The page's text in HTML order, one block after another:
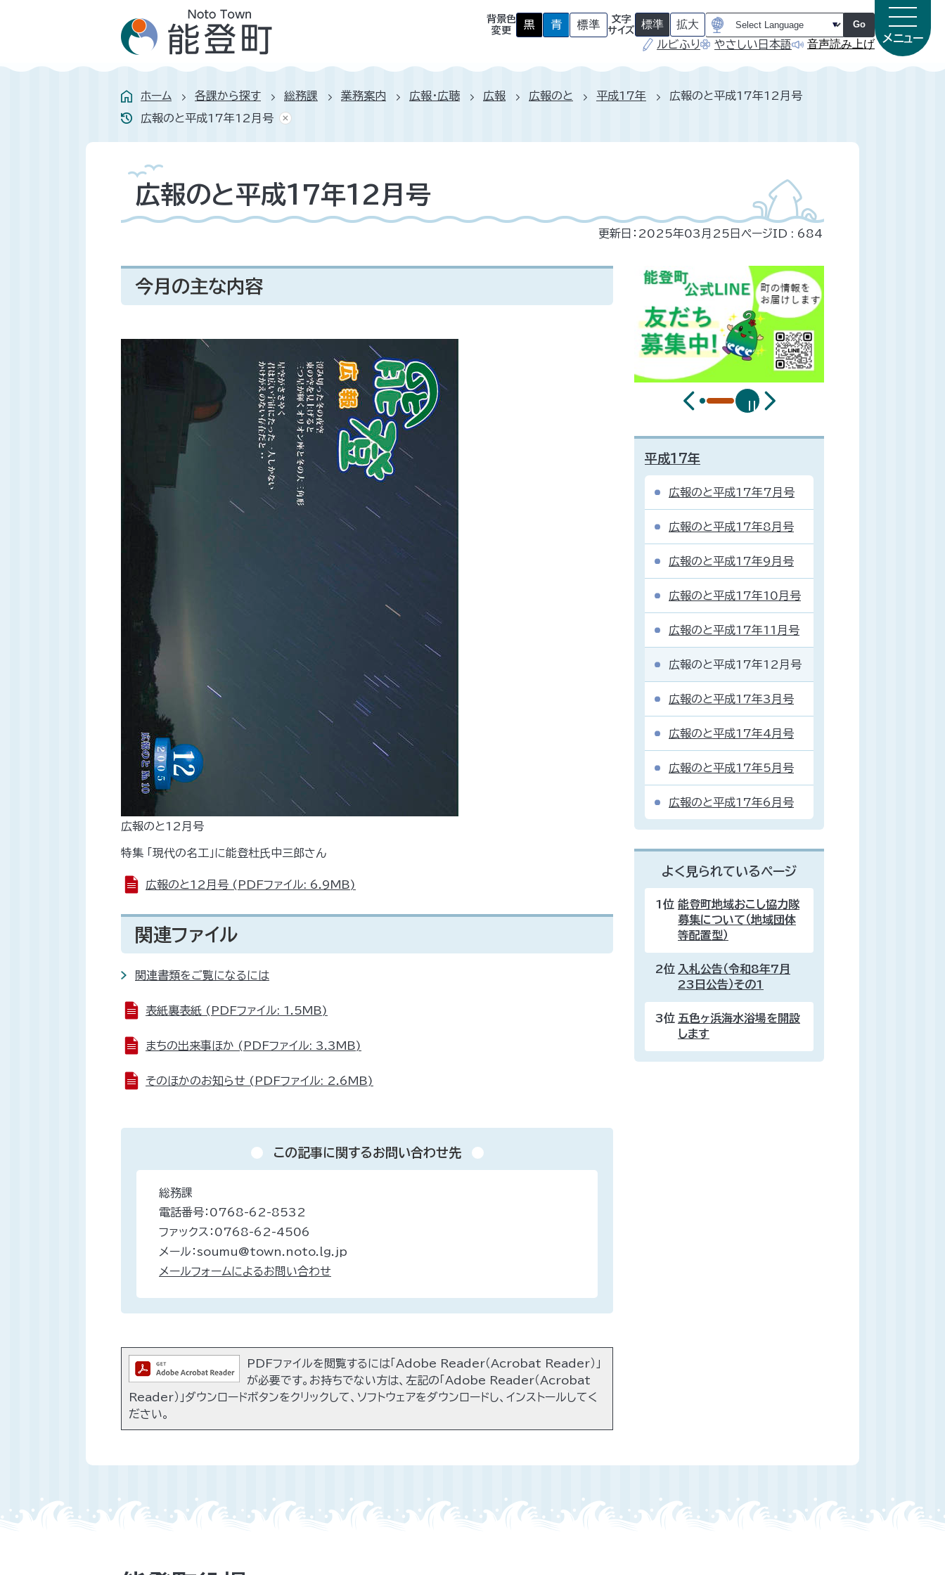
背景色
変更
黒
背
景
に
青
背
景
青
に
標準
背
景
戻
文字
サイズ
標準
（
期
態
）
拡大
（
期
態
）
Go
ルビふり やさしい日本語 音声読み上げ メニュー
ホーム 各課から探す 総務課 業務案内 広報・広聴 広報 広報のと 平成17年
広報のと平成17年12月号
広報のと平成17年12月号
広報のと平成17年12月号
更新日：2025年03月25日 ページID : 684
今月の主な内容
広報のと12月号
特集 「現代の名工」に能登杜氏中三郎さん
広報のと12月号 (PDFファイル: 6.9MB)
関連ファイル
関連書類をご覧になるには
表紙裏表紙 (PDFファイル: 1.5MB)
まちの出来事ほか (PDFファイル: 3.3MB)
そのほかのお知らせ (PDFファイル: 2.6MB)
この記事に関するお問い合わせ先
総務課
電話番号：0768-62-8532
ファックス：0768-62-4506
メール：soumu@town.noto.lg.jp
メールフォームによるお問い合わせ
PDFファイルを閲覧するには「Adobe Reader（Acrobat Reader）」
が必要です。お持ちでない方は、左記の「Adobe Reader（Acrobat
Reader）」ダウンロードボタンをクリックして、ソフトウェアをダウンロードし、インストールしてく
ださい。
平成17年
広報のと平成17年7月号
広報のと平成17年8月号
広報のと平成17年9月号
広報のと平成17年10月号
広報のと平成17年11月号
広報のと平成17年12月号
広報のと平成17年3月号
広報のと平成17年4月号
広報のと平成17年5月号
広報のと平成17年6月号
よく見られているページ
1位 能登町地域おこし協力隊
募集について（地域団体
等配置型）
2位 入札公告（令和8年7月
23日公告）その1
3位 五色ヶ浜海水浴場を開設
します